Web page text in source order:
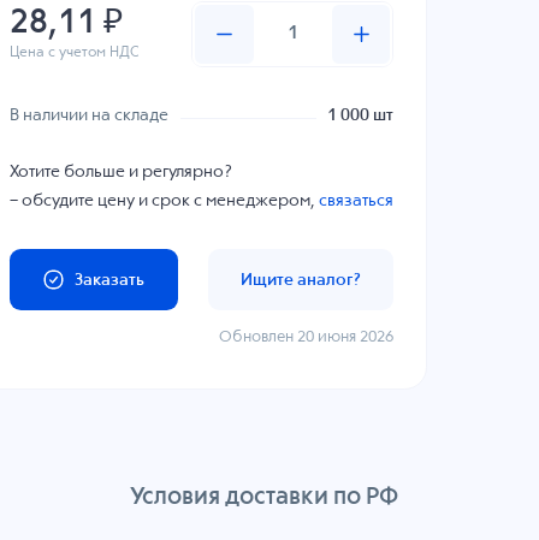
28,11 ₽
Цена с учетом НДС
В наличии на складе 1 000 шт
Хотите больше и регулярно?
– обсудите цену и срок с менеджером,связаться
Заказать Ищите аналог?
Обновлен 20 июня 2026
Условия доставки по РФ